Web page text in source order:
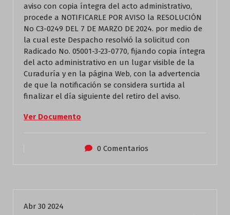
aviso con copia íntegra del acto administrativo,
procede a NOTIFICARLE POR AVISO la RESOLUCIÓN
No C3-0249 DEL 7 DE MARZO DE 2024. por medio de
la cual este Despacho resolvió la solicitud con
Radicado No. 05001-3-23-0770, fijando copia íntegra
del acto administrativo en un lugar visible de la
Curaduría y en la página Web, con la advertencia
de que la notificación se considera surtida al
finalizar el día siguiente del retiro del aviso.
Ver Documento
0 Comentarios
Abr 30 2024